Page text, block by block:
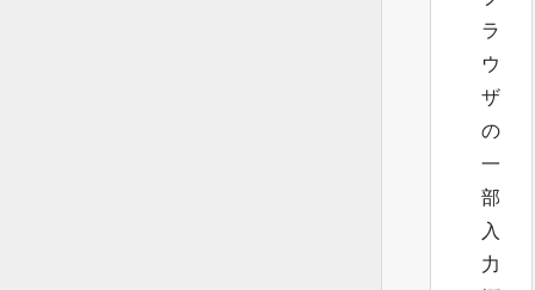
ラ
ウ
ザ
の
一
部
入
力